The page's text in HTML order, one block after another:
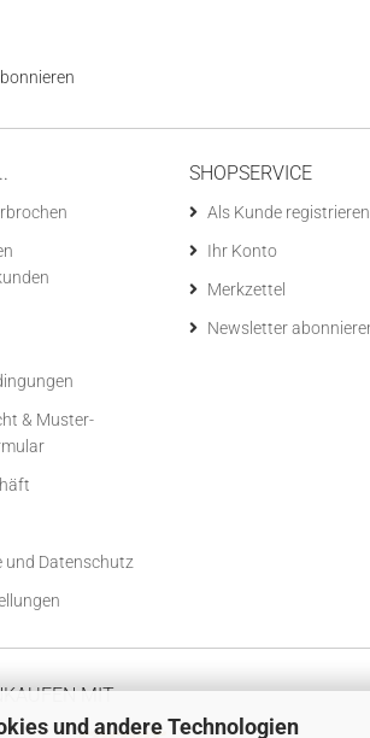
und andere Technologien
& Muster-
und Datenschutz
SHOPSERVICE
Als Kunde registrieren
Ihr Konto
Merkzettel
Newsletter
MIT